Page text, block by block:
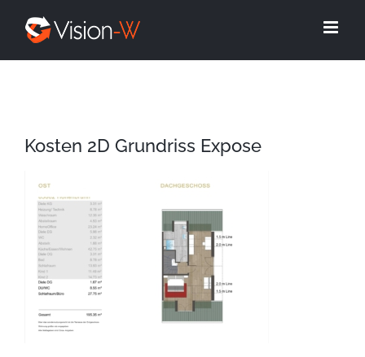
Kosten 2D Grundriss Expose